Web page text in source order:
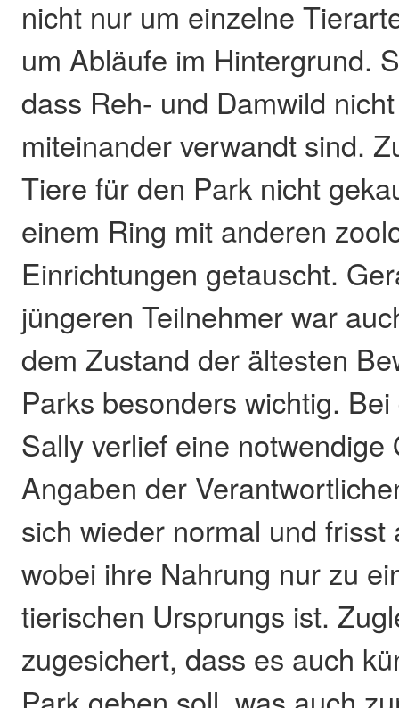
nicht nur um einzelne
um Abläufe im Hintergrund.
dass Reh- und Damwild
miteinander verwandt sind.
Tiere für den Park nicht
einem Ring mit anderen
Einrichtungen getauscht.
jüngeren Teilnehmer war
dem Zustand der ältesten
Parks besonders wichtig.
Sally verlief eine notwendige
Angaben der
sich wieder normal und frisst
wobei ihre Nahrung nur zu
tierischen Ursprungs ist.
zugesichert, dass es auch